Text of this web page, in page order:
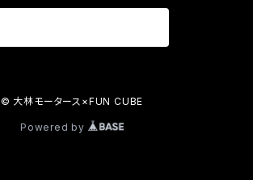
© 大林モータース×FUN CUBE
Powered by